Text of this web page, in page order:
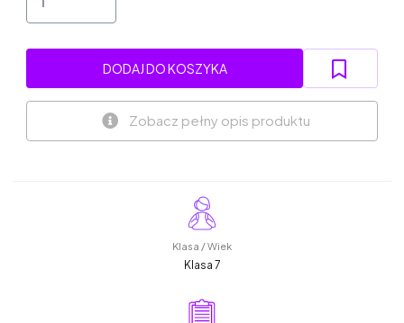
DODAJ DO KOSZYKA
Zobacz pełny opis produktu
Klasa / Wiek
Klasa 7